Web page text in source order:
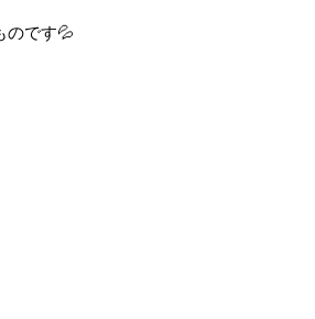
のです💦